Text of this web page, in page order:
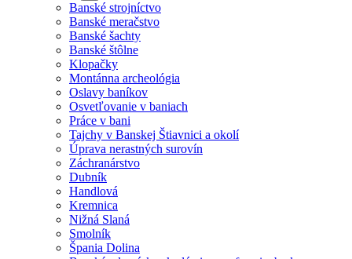
Banské strojníctvo
Banské meračstvo
Banské šachty
Banské štôlne
Klopačky
Montánna archeológia
Oslavy baníkov
Osvetľovanie v baniach
Práce v bani
Tajchy v Banskej Štiavnici a okolí
Úprava nerastných surovín
Záchranárstvo
Dubník
Handlová
Kremnica
Nižná Slaná
Smolník
Špania Dolina